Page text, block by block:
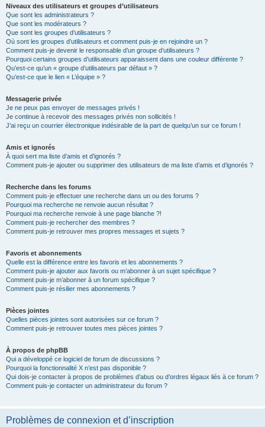
Niveaux des utilisateurs et groupes d’utilisateurs
Que sont les administrateurs ?
Que sont les modérateurs ?
Que sont les groupes d’utilisateurs ?
Où sont les groupes d’utilisateurs et comment puis-je en rejoindre un ?
Comment puis-je devenir le responsable d’un groupe d’utilisateurs ?
Pourquoi certains groupes d’utilisateurs apparaissent dans une couleur différente ?
Qu’est-ce qu’un « groupe d’utilisateurs par défaut » ?
Qu’est-ce que le lien « L’équipe » ?
Messagerie privée
Je ne peux pas envoyer de messages privés !
Je continue à recevoir des messages privés non sollicités !
J’ai reçu un courrier électronique indésirable de la part de quelqu’un sur ce forum !
Amis et ignorés
À quoi sert ma liste d’amis et d’ignorés ?
Comment puis-je ajouter ou supprimer des utilisateurs de ma liste d’amis et d’ignorés ?
Recherche dans les forums
Comment puis-je effectuer une recherche dans un ou des forums ?
Pourquoi ma recherche ne renvoie aucun résultat ?
Pourquoi ma recherche renvoie à une page blanche ?!
Comment puis-je rechercher des membres ?
Comment puis-je retrouver mes propres messages et sujets ?
Favoris et abonnements
Quelle est la différence entre les favoris et les abonnements ?
Comment puis-je ajouter aux favoris ou m’abonner à un sujet spécifique ?
Comment puis-je m’abonner à un forum spécifique ?
Comment puis-je résilier mes abonnements ?
Pièces jointes
Quelles pièces jointes sont autorisées sur ce forum ?
Comment puis-je retrouver toutes mes pièces jointes ?
À propos de phpBB
Qui a développé ce logiciel de forum de discussions ?
Pourquoi la fonctionnalité X n’est pas disponible ?
Qui dois-je contacter à propos de problèmes d’abus ou d’ordres légaux liés à ce forum ?
Comment puis-je contacter un administrateur du forum ?
Problèmes de connexion et d’inscription